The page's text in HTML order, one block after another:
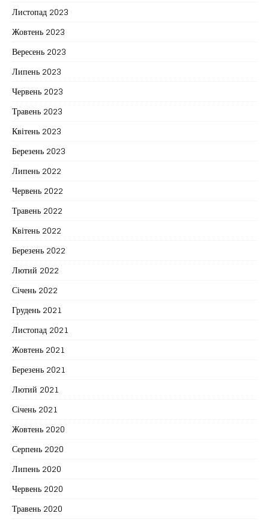
Листопад 2023
Жовтень 2023
Вересень 2023
Липень 2023
Червень 2023
Травень 2023
Квітень 2023
Березень 2023
Липень 2022
Червень 2022
Травень 2022
Квітень 2022
Березень 2022
Лютий 2022
Січень 2022
Грудень 2021
Листопад 2021
Жовтень 2021
Березень 2021
Лютий 2021
Січень 2021
Жовтень 2020
Серпень 2020
Липень 2020
Червень 2020
Травень 2020